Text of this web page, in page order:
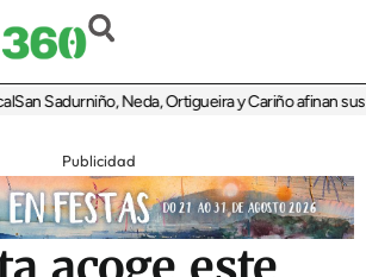
Sadurniño, Neda, Ortigueira y Cariño afinan sus
Publicidad